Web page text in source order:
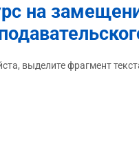
на
выделите фрагмент